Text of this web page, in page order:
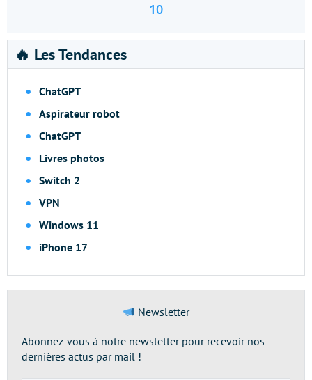
10
🔥 Les Tendances
ChatGPT
Aspirateur robot
ChatGPT
Livres photos
Switch 2
VPN
Windows 11
iPhone 17
Newsletter
Abonnez-vous à notre newsletter pour recevoir nos
dernières actus par mail !